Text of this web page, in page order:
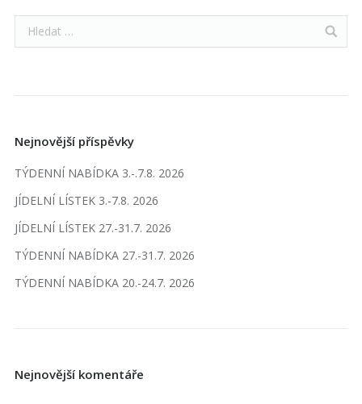
Nejnovější příspěvky
TÝDENNÍ NABÍDKA 3.-.7.8. 2026
JÍDELNÍ LÍSTEK 3.-7.8. 2026
JÍDELNÍ LÍSTEK 27.-31.7. 2026
TÝDENNÍ NABÍDKA 27.-31.7. 2026
TÝDENNÍ NABÍDKA 20.-24.7. 2026
Nejnovější komentáře